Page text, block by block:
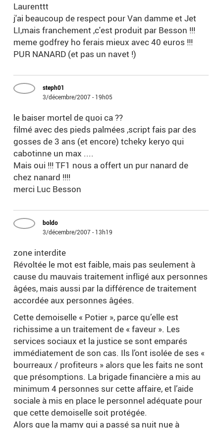
Laurenttt
j'ai beaucoup de respect pour Van damme et Jet
LI,mais franchement ,c'est produit par Besson !!!
meme godfrey ho ferais mieux avec 40 euros !!!
PUR NANARD (et pas un navet !)
steph01
3/décembre/2007 - 19h05
le baiser mortel de quoi ca ??
filmé avec des pieds palmées ,script fais par des
gosses de 3 ans (et encore) tcheky keryo qui
cabotinne un max ....
Mais oui !!! TF1 nous a offert un pur nanard de
chez nanard !!!!
merci Luc Besson
boldo
3/décembre/2007 - 13h19
zone interdite
Révoltée le mot est faible, mais pas seulement à
cause du mauvais traitement infligé aux personnes
âgées, mais aussi par la différence de traitement
accordée aux personnes âgées.
Cette demoiselle « Potier », parce qu’elle est
richissime a un traitement de « faveur ». Les
services sociaux et la justice se sont emparés
immédiatement de son cas. Ils l’ont isolée de ses «
bourreaux / profiteurs » alors que les faits ne sont
que présomptions. La brigade financière a mis au
minimum 4 personnes sur cette affaire, et l’aide
sociale à mis en place le personnel adéquate pour
que cette demoiselle soit protégée.
Alors que la mamy qui a passé sa nuit nue à